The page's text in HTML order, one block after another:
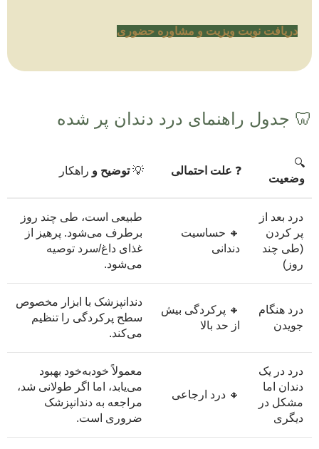
دریافت نوبت ویزیت و مشاوره حضوری
🦷 جدول راهنمای درد دندان پر شده
🔍
وضعیت
❓ علت احتمالی 💡توضیح و راهکار
درد بعد از
پر کردن
(طی چند
روز)
🔸 حساسیت
دندانی
طبیعی است، طی چند روز
برطرف می‌شود. پرهیز از
غذای داغ/سرد توصیه
می‌شود.
درد هنگام
جویدن
🔸 پرکردگی بیش
از حد بالا
دندانپزشک با ابزار مخصوص
سطح پرکردگی را تنظیم
می‌کند.
درد در یک
دندان اما
مشکل در
دیگری
🔸 درد ارجاعی
معمولاً خودبه‌خود بهبود
می‌یابد، اما اگر طولانی شد،
مراجعه به دندانپزشک
ضروری است.